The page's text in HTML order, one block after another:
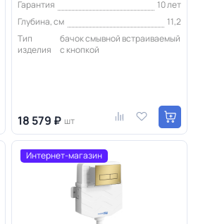
Гарантия
10 лет
Глубина, см
11,2
Тип
изделия
бачок смывной встраиваемый
с кнопкой
18 579 ₽ шт
Интернет-магазин